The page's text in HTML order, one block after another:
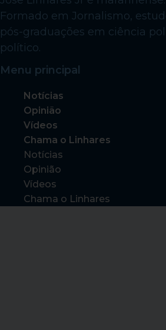
Formado em Jornalismo,
pós-graduações em ciência
político.
Menu principal
Notícias
Opinião
Vídeos
Chama o Linhares
Notícias
Opinião
Vídeos
Chama o Linhares